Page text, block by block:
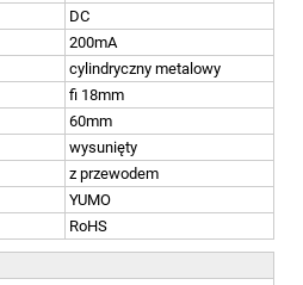
DC
200mA
cylindryczny metalowy
fi 18mm
60mm
wysunięty
z przewodem
YUMO
RoHS